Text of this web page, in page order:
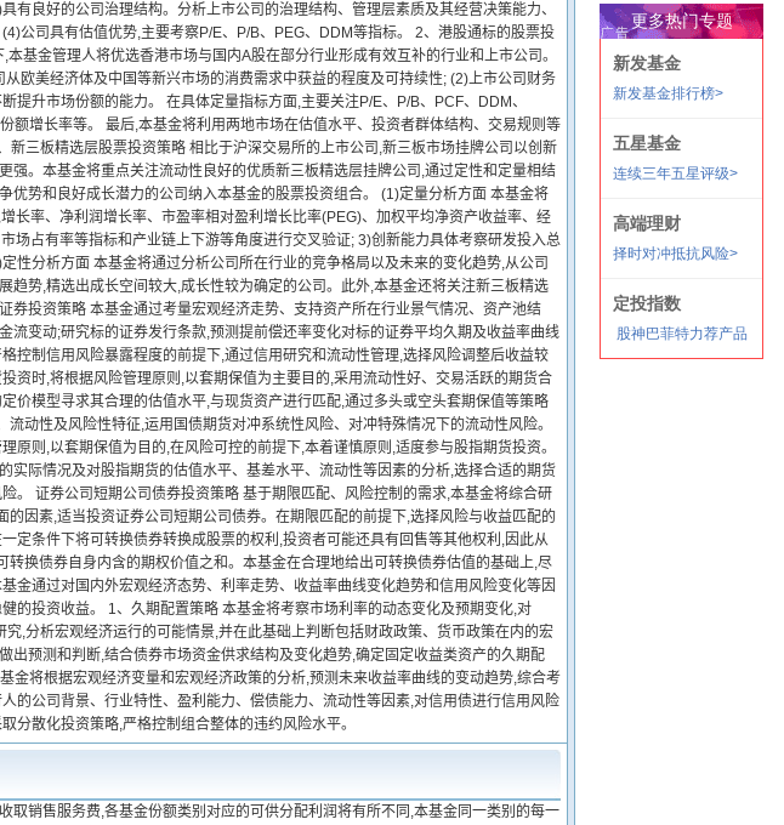
有良好的公司治理结构。分析上市公司的治理结构、管理层素质及其经营决策能力、
公司具有估值优势,主要考察P/E、P/B、PEG、DDM等指标。 2、港股通标的股票投
基金管理人将优选香港市场与国内A股在部分行业形成有效互补的行业和上市公司。
欧美经济体及中国等新兴市场的消费需求中获益的程度及可持续性; (2)上市公司财务
提升市场份额的能力。 在具体定量指标方面,主要关注P/E、P/B、PCF、DDM、
额增长率等。 最后,本基金将利用两地市场在估值水平、投资者群体结构、交易规则等
三板精选层股票投资策略 相比于沪深交易所的上市公司,新三板市场挂牌公司以创新
强。本基金将重点关注流动性良好的优质新三板精选层挂牌公司,通过定性和定量相结
优势和良好成长潜力的公司纳入本基金的股票投资组合。 (1)定量分析方面 本基金将
长率、净利润增长率、市盈率相对盈利增长比率(PEG)、加权平均净资产收益率、经
场占有率等指标和产业链上下游等角度进行交叉验证; 3)创新能力具体考察研发投入总
性分析方面 本基金将通过分析公司所在行业的竞争格局以及未来的变化趋势,从公司
趋势,精选出成长空间较大,成长性较为确定的公司。此外,本基金还将关注新三板精选
券投资策略 本基金通过考量宏观经济走势、支持资产所在行业景气情况、资产池结
流变动;研究标的证券发行条款,预测提前偿还率变化对标的证券平均久期及收益率曲线
控制信用风险暴露程度的前提下,通过信用研究和流动性管理,选择风险调整后收益较
资时,将根据风险管理原则,以套期保值为主要目的,采用流动性好、交易活跃的期货合
价模型寻求其合理的估值水平,与现货资产进行匹配,通过多头或空头套期保值等策略
动性及风险性特征,运用国债期货对冲系统性风险、对冲特殊情况下的流动性风险。
原则,以套期保值为目的,在风险可控的前提下,本着谨慎原则,适度参与股指期货投资。
实际情况及对股指期货的估值水平、基差水平、流动性等因素的分析,选择合适的期货
。 证券公司短期公司债券投资策略 基于期限匹配、风险控制的需求,本基金将综合研
因素,适当投资证券公司短期公司债券。在期限匹配的前提下,选择风险与收益匹配的
定条件下将可转换债券转换成股票的权利,投资者可能还具有回售等其他权利,因此从
换债券自身内含的期权价值之和。本基金在合理地给出可转换债券估值的基础上,尽
金通过对国内外宏观经济态势、利率走势、收益率曲线变化趋势和信用风险变化等因
的投资收益。 1、久期配置策略 本基金将考察市场利率的动态变化及预期变化,对
,分析宏观经济运行的可能情景,并在此基础上判断包括财政政策、货币政策在内的宏
出预测和判断,结合债券市场资金供求结构及变化趋势,确定固定收益类资产的久期配
金将根据宏观经济变量和宏观经济政策的分析,预测未来收益率曲线的变动趋势,综合考
的公司背景、行业特性、盈利能力、偿债能力、流动性等因素,对信用债进行信用风险
分散化投资策略,严格控制组合整体的违约风险水平。
取销售服务费,各基金份额类别对应的可供分配利润将有所不同,本基金同一类别的每一